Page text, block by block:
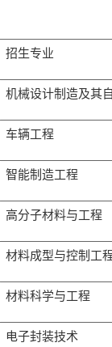
招生专业
机械设计制造及其
车辆工程
智能制造工程
高分子材料与工程
材料成型与控制工
材料科学与工程
电子封装技术